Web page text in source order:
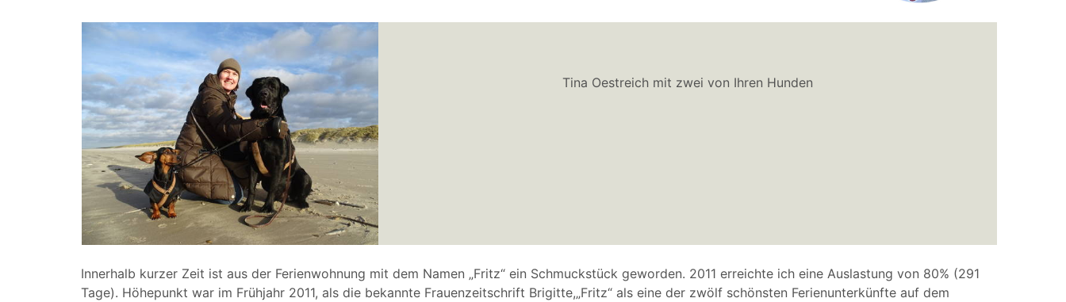
Tina Oestreich mit zwei von Ihren Hunden
Innerhalb kurzer Zeit ist aus der Ferienwohnung mit dem Namen „Fritz“ ein Schmuckstück geworden. 2011 erreichte ich eine Auslastung von 80% (291
Tage). Höhepunkt war im Frühjahr 2011, als die bekannte Frauenzeitschrift Brigitte,„Fritz“ als eine der zwölf schönsten Ferienunterkünfte auf dem